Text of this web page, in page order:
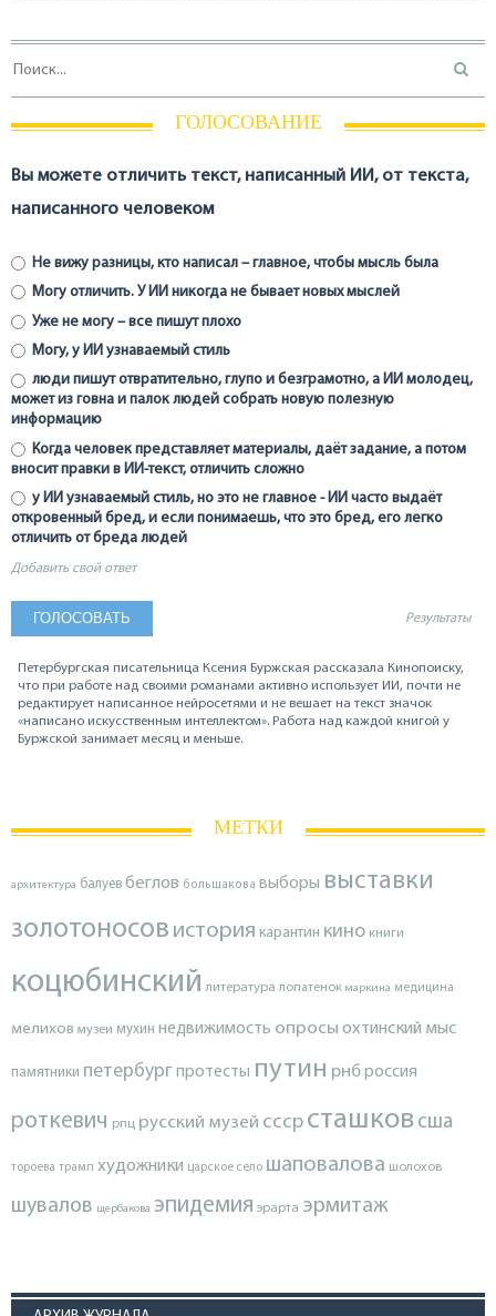
ГОЛОСОВАНИЕ
Вы можете отличить текст, написанный ИИ, от текста,
написанного человеком
Не вижу разницы, кто написал – главное, чтобы мысль была
Могу отличить. У ИИ никогда не бывает новых мыслей
Уже не могу – все пишут плохо
Могу, у ИИ узнаваемый стиль
люди пишут отвратительно, глупо и безграмотно, а ИИ молодец,
может из говна и палок людей собрать новую полезную
информацию
Когда человек представляет материалы, даёт задание, а потом
вносит правки в ИИ-текст, отличить сложно
у ИИ узнаваемый стиль, но это не главное - ИИ часто выдаёт
откровенный бред, и если понимаешь, что это бред, его легко
отличить от бреда людей
Добавить свой ответ
Результаты
Петербургская писательница Ксения Буржская рассказала Кинопоиску,
что при работе над своими романами активно использует ИИ, почти не
редактирует написанное нейросетями и не вешает на текст значок
«написано искусственным интеллектом». Работа над каждой книгой у
Буржской занимает месяц и меньше.
МЕТКИ
архитектура балуев беглов большакова выборы выставки
золотоносов история карантин кино книги
коцюбинский литература лопатенок маркина медицина
мелихов музеи мухин недвижимость опросы охтинский мыс
памятники петербургпротесты путин рнброссия
роткевич рпц русский музей ссср сташков сша
тороева трамп художники царское село шаповалова шолохов
шувалов щербакова эпидемия эрарта эрмитаж